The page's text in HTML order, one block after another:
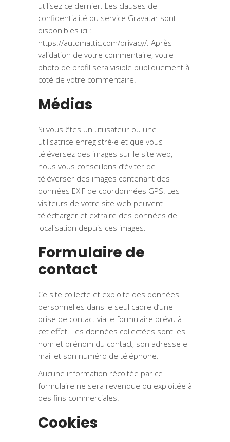
utilisez ce dernier. Les clauses de
confidentialité du service Gravatar sont
disponibles ici :
https://automattic.com/privacy/. Après
validation de votre commentaire, votre
photo de profil sera visible publiquement à
coté de votre commentaire.
Médias
Si vous êtes un utilisateur ou une
utilisatrice enregistré·e et que vous
téléversez des images sur le site web,
nous vous conseillons d’éviter de
téléverser des images contenant des
données EXIF de coordonnées GPS. Les
visiteurs de votre site web peuvent
télécharger et extraire des données de
localisation depuis ces images.
Formulaire de
contact
Ce site collecte et exploite des données
personnelles dans le seul cadre d’une
prise de contact via le formulaire prévu à
cet effet. Les données collectées sont les
nom et prénom du contact, son adresse e-
mail et son numéro de téléphone.
Aucune information récoltée par ce
formulaire ne sera revendue ou exploitée à
des fins commerciales.
Cookies